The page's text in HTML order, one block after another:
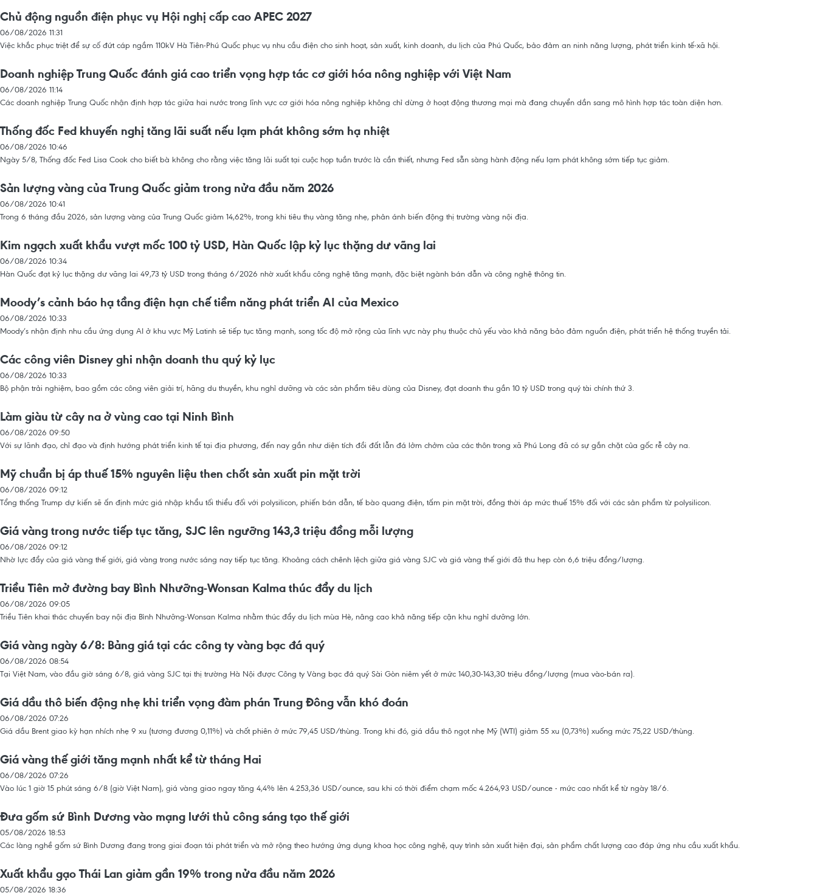
Chủ động nguồn điện phục vụ Hội nghị cấp cao APEC 2027
06/08/2026 11:31
Việc khắc phục triệt để sự cố đứt cáp ngầm 110kV Hà Tiên-Phú Quốc phục vụ nhu cầu điện cho sinh hoạt, sản xuất, kinh doanh, du lịch của Phú Quốc, bảo đảm an ninh năng lượng, phát triển kinh tế-xã hội.
Doanh nghiệp Trung Quốc đánh giá cao triển vọng hợp tác cơ giới hóa nông nghiệp với Việt Nam
06/08/2026 11:14
Các doanh nghiệp Trung Quốc nhận định hợp tác giữa hai nước trong lĩnh vực cơ giới hóa nông nghiệp không chỉ dừng ở hoạt động thương mại mà đang chuyển dần sang mô hình hợp tác toàn diện hơn.
Thống đốc Fed khuyến nghị tăng lãi suất nếu lạm phát không sớm hạ nhiệt
06/08/2026 10:46
Ngày 5/8, Thống đốc Fed Lisa Cook cho biết bà không cho rằng việc tăng lãi suất tại cuộc họp tuần trước là cần thiết, nhưng Fed sẵn sàng hành động nếu lạm phát không sớm tiếp tục giảm.
Sản lượng vàng của Trung Quốc giảm trong nửa đầu năm 2026
06/08/2026 10:41
Trong 6 tháng đầu 2026, sản lượng vàng của Trung Quốc giảm 14,62%, trong khi tiêu thụ vàng tăng nhẹ, phản ánh biến động thị trường vàng nội địa.
Kim ngạch xuất khẩu vượt mốc 100 tỷ USD, Hàn Quốc lập kỷ lục thặng dư vãng lai
06/08/2026 10:34
Hàn Quốc đạt kỷ lục thặng dư vãng lai 49,73 tỷ USD trong tháng 6/2026 nhờ xuất khẩu công nghệ tăng mạnh, đặc biệt ngành bán dẫn và công nghệ thông tin.
Moody’s cảnh báo hạ tầng điện hạn chế tiềm năng phát triển AI của Mexico
06/08/2026 10:33
Moody’s nhận định nhu cầu ứng dụng AI ở khu vực Mỹ Latinh sẽ tiếp tục tăng mạnh, song tốc độ mở rộng của lĩnh vực này phụ thuộc chủ yếu vào khả năng bảo đảm nguồn điện, phát triển hệ thống truyền tải.
Các công viên Disney ghi nhận doanh thu quý kỷ lục
06/08/2026 10:33
Bộ phận trải nghiệm, bao gồm các công viên giải trí, hãng du thuyền, khu nghỉ dưỡng và các sản phẩm tiêu dùng của Disney, đạt doanh thu gần 10 tỷ USD trong quý tài chính thứ 3.
Làm giàu từ cây na ở vùng cao tại Ninh Bình
06/08/2026 09:50
Với sự lãnh đạo, chỉ đạo và định hướng phát triển kinh tế tại địa phương, đến nay gần như diện tích đồi đất lẫn đá lởm chởm của các thôn trong xã Phú Long đã có sự gắn chặt của gốc rễ cây na.
Mỹ chuẩn bị áp thuế 15% nguyên liệu then chốt sản xuất pin mặt trời
06/08/2026 09:12
Tổng thống Trump dự kiến sẽ ấn định mức giá nhập khẩu tối thiểu đối với polysilicon, phiến bán dẫn, tế bào quang điện, tấm pin mặt trời, đồng thời áp mức thuế 15% đối với các sản phẩm từ polysilicon.
Giá vàng trong nước tiếp tục tăng, SJC lên ngưỡng 143,3 triệu đồng mỗi lượng
06/08/2026 09:12
Nhờ lực đẩy của giá vàng thế giới, giá vàng trong nước sáng nay tiếp tục tăng. Khoảng cách chênh lệch giữa giá vàng SJC và giá vàng thế giới đã thu hẹp còn 6,6 triệu đồng/lượng.
Triều Tiên mở đường bay Bình Nhưỡng-Wonsan Kalma thúc đẩy du lịch
06/08/2026 09:05
Triều Tiên khai thác chuyến bay nội địa Bình Nhưỡng-Wonsan Kalma nhằm thúc đẩy du lịch mùa Hè, nâng cao khả năng tiếp cận khu nghỉ dưỡng lớn.
Giá vàng ngày 6/8: Bảng giá tại các công ty vàng bạc đá quý
06/08/2026 08:54
Tại Việt Nam, vào đầu giờ sáng 6/8, giá vàng SJC tại thị trường Hà Nội được Công ty Vàng bạc đá quý Sài Gòn niêm yết ở mức 140,30-143,30 triệu đồng/lượng (mua vào-bán ra).
Giá dầu thô biến động nhẹ khi triển vọng đàm phán Trung Đông vẫn khó đoán
06/08/2026 07:26
Giá dầu Brent giao kỳ hạn nhích nhẹ 9 xu (tương đương 0,11%) và chốt phiên ở mức 79,45 USD/thùng. Trong khi đó, giá dầu thô ngọt nhẹ Mỹ (WTI) giảm 55 xu (0,73%) xuống mức 75,22 USD/thùng.
Giá vàng thế giới tăng mạnh nhất kể từ tháng Hai
06/08/2026 07:26
Vào lúc 1 giờ 15 phút sáng 6/8 (giờ Việt Nam), giá vàng giao ngay tăng 4,4% lên 4.253,36 USD/ounce, sau khi có thời điểm chạm mốc 4.264,93 USD/ounce - mức cao nhất kể từ ngày 18/6.
Đưa gốm sứ Bình Dương vào mạng lưới thủ công sáng tạo thế giới
05/08/2026 18:53
Các làng nghề gốm sứ Bình Dương đang trong giai đoạn tái phát triển và mở rộng theo hướng ứng dụng khoa học công nghệ, quy trình sản xuất hiện đại, sản phẩm chất lượng cao đáp ứng nhu cầu xuất khẩu.
Xuất khẩu gạo Thái Lan giảm gần 19% trong nửa đầu năm 2026
05/08/2026 18:36